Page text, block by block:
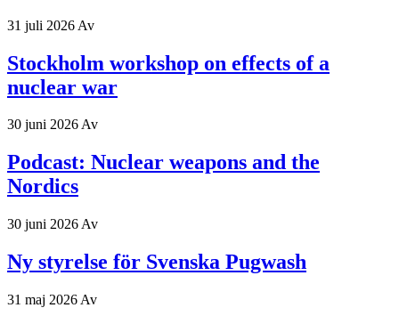
31 juli 2026 Av
Stockholm workshop on effects of a
nuclear war
30 juni 2026Av
Podcast: Nuclear weapons and the
Nordics
30 juni 2026 Av
Ny styrelse för Svenska Pugwash
31 maj 2026 Av